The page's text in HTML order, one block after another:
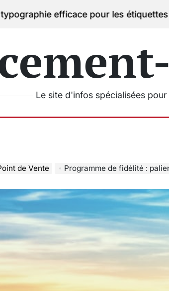
efficace pour les étiquettes de prixon
Le site d'infos spécialisées
de Vente Programme de fidélité : paliers